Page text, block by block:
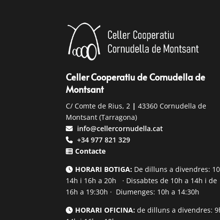
Celler Cooperatiu de Cornudella de
Montsant
C/ Comte de Rius, 2 | 43360 Cornudella de
Montsant (Tarragona)
info@cellercornudella.cat
+34 977 821 329
Contacte
HORARI BOTIGA: De dilluns a divendres:
14h i 16h a 20h · Dissabtes de 10h a 14h i de
16h a 19:30h · Diumenges: 10h a 14:30h
HORARI OFICINA: de dilluns a divendres: